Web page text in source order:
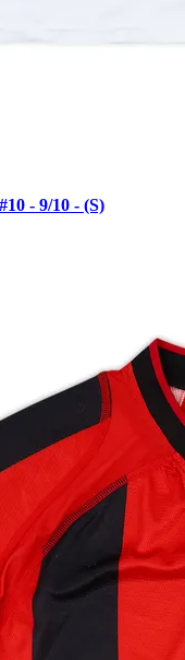
- 9/10 - (S)